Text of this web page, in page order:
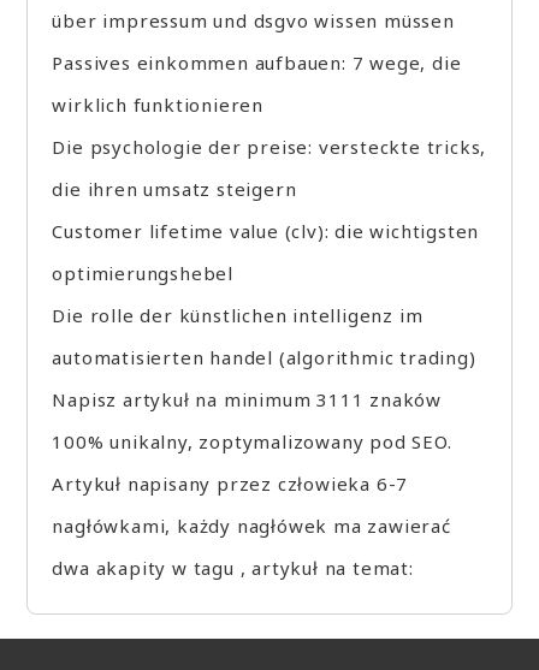
über impressum und dsgvo wissen müssen
Passives einkommen aufbauen: 7 wege, die
wirklich funktionieren
Die psychologie der preise: versteckte tricks,
die ihren umsatz steigern
Customer lifetime value (clv): die wichtigsten
optimierungshebel
Die rolle der künstlichen intelligenz im
automatisierten handel (algorithmic trading)
Napisz artykuł na minimum 3111 znaków
100% unikalny, zoptymalizowany pod SEO.
Artykuł napisany przez człowieka 6-7
nagłówkami, każdy nagłówek ma zawierać
dwa akapity w tagu , artykuł na temat: